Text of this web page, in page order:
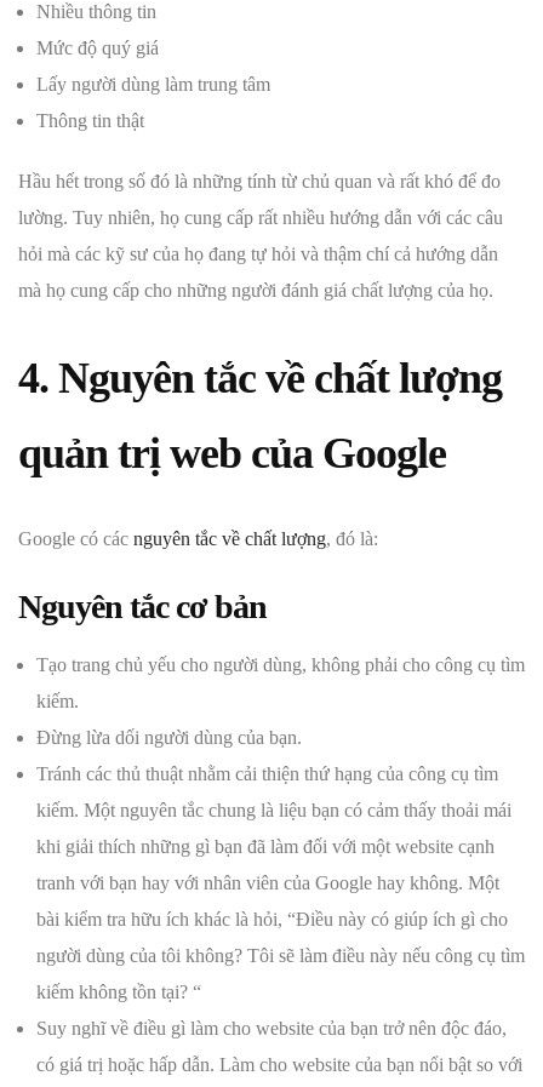
Nhiều thông tin
Mức độ quý giá
Lấy người dùng làm trung tâm
Thông tin thật
Hầu hết trong số đó là những tính từ chủ quan và rất khó để đo
lường. Tuy nhiên, họ cung cấp rất nhiều hướng dẫn với các câu
hỏi mà các kỹ sư của họ đang tự hỏi và thậm chí cả hướng dẫn
mà họ cung cấp cho những người đánh giá chất lượng của họ.
4. Nguyên tắc về chất lượng
quản trị web của Google
Google có các nguyên tắc về chất lượng, đó là:
Nguyên tắc cơ bản
Tạo trang chủ yếu cho người dùng, không phải cho công cụ tìm
kiếm.
Đừng lừa dối người dùng của bạn.
Tránh các thủ thuật nhằm cải thiện thứ hạng của công cụ tìm
kiếm. Một nguyên tắc chung là liệu bạn có cảm thấy thoải mái
khi giải thích những gì bạn đã làm đối với một website cạnh
tranh với bạn hay với nhân viên của Google hay không. Một
bài kiểm tra hữu ích khác là hỏi, “Điều này có giúp ích gì cho
người dùng của tôi không? Tôi sẽ làm điều này nếu công cụ tìm
kiếm không tồn tại? “
Suy nghĩ về điều gì làm cho website của bạn trở nên độc đáo,
có giá trị hoặc hấp dẫn. Làm cho website của bạn nổi bật so với